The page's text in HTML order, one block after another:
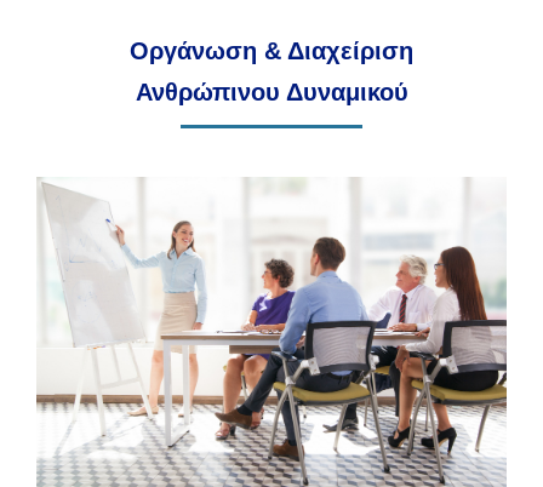
Οργάνωση & Διαχείριση
Ανθρώπινου Δυναμικού